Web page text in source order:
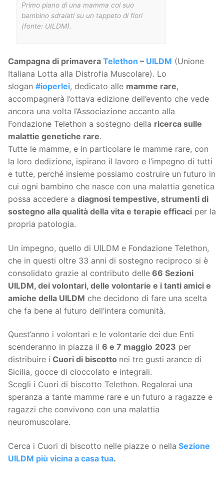
Primo piano di una mamma col suo
bambino sdraiati su un tappeto di fiori
(fonte: UILDM).
Campagna di primavera Telethon – UILDM (Unione
Italiana Lotta alla Distrofia Muscolare). Lo
slogan #ioperlei, dedicato alle mamme rare,
accompagnerà l’ottava edizione dell’evento che vede
ancora una volta l’Associazione accanto alla
Fondazione Telethon a sostegno della ricerca sulle
malattie genetiche rare.
Tutte le mamme, e in particolare le mamme rare, con
la loro dedizione, ispirano il lavoro e l’impegno di tutti
e tutte, perché insieme possiamo costruire un futuro in
cui ogni bambino che nasce con una malattia genetica
possa accedere a diagnosi tempestive, strumenti di
sostegno alla qualità della vita e terapie efficaci per la
propria patologia.
Un impegno, quello di UILDM e Fondazione Telethon,
che in questi oltre 33 anni di sostegno reciproco si è
consolidato grazie al contributo delle 66 Sezioni
UILDM, dei volontari, delle volontarie e i tanti amici e
amiche della UILDM che decidono di fare una scelta
che fa bene al futuro dell’intera comunità.
Quest’anno i volontari e le volontarie dei due Enti
scenderanno in piazza il 6 e 7 maggio 2023 per
distribuire i Cuori di biscotto nei tre gusti arance di
Sicilia, gocce di cioccolato e integrali.
Scegli i Cuori di biscotto Telethon. Regalerai una
speranza a tante mamme rare e un futuro a ragazze e
ragazzi che convivono con una malattia
neuromuscolare.
Cerca i Cuori di biscotto nelle piazze o nella Sezione
UILDM più vicina a casa tua.